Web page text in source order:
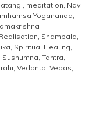
, meditation, Nav
Yogananda,
, Shambala,
, Spiritual Healing,
Sushumna, Tantra,
, Vedanta, Vedas,